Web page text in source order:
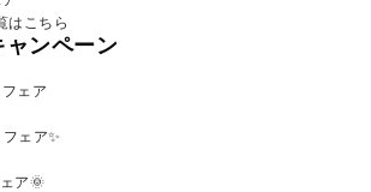
はこちら
ャンペーン
ェア
ェア✨
ア🌞